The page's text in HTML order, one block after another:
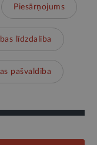
Piesārņojums
līdzdalība
pašvaldība